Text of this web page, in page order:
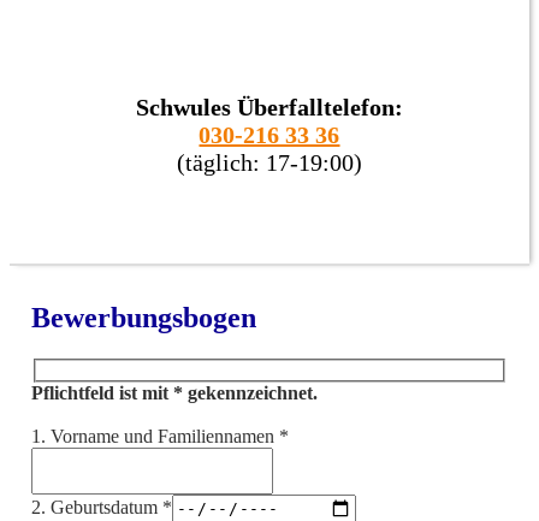
Schwules Überfalltelefon:
030-216 33 36
(täglich: 17-19:00)
Bewerbungsbogen
Pflichtfeld ist mit * gekennzeichnet.
1. Vorname und Familiennamen *
2. Geburtsdatum *